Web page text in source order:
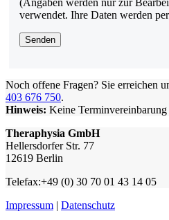
(Angaben werden nur zur
verwendet. Ihre Daten werden
Noch offene Fragen? Sie erreichen
403 676 750.
Hinweis: Keine
Theraphysia GmbH
Hellersdorfer Str. 77
12619 Berlin
Telefax:+49 (0) 30 70 01 43 14 05
Impressum | Datenschutz